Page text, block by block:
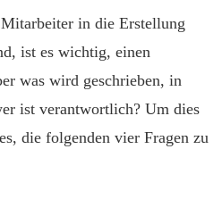
in die Erstellung
ist es wichtig, einen
was wird geschrieben, in
ist verantwortlich? Um dies
die folgenden vier Fragen zu